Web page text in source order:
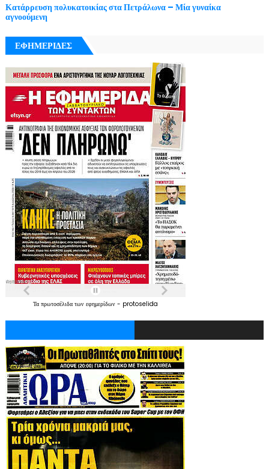
Κατάρρευση πολυκατοικίας στα Πετράλωνα – Μία γυναίκα
αγνοούμενη
ΕΦΗΜΕΡΙΔΕΣ
Τα πρωτοσέλιδα των εφημερίδων - protoselida